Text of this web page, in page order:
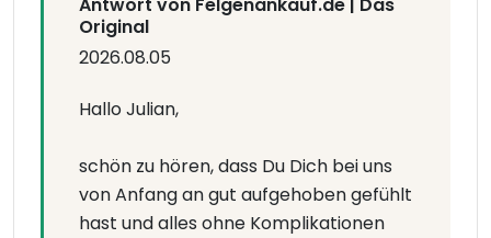
Antwort von Felgenankauf.de | Das
Original
2026.08.05
Hallo Julian,
schön zu hören, dass Du Dich bei uns
von Anfang an gut aufgehoben gefühlt
hast und alles ohne Komplikationen